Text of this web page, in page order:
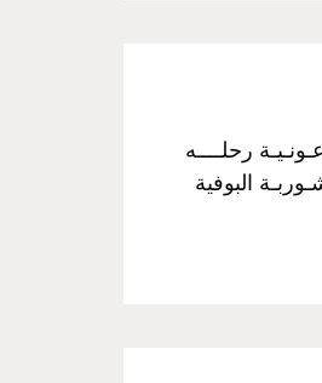
الـفـرعـونـيـة رحلــــه
غـــداء بـوفـيـة مـفـتـوح 8 انـواع سـلـطـات شـوربـة البوفية